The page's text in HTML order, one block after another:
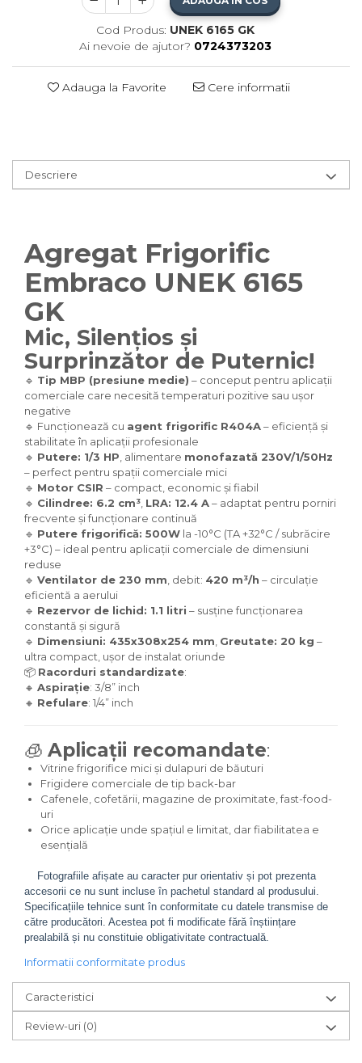
Cod Produs: UNEK 6165 GK
Ai nevoie de ajutor? 0724373203
Adauga la Favorite Cere informatii
Descriere
Agregat Frigorific
Embraco UNEK 6165
GK
Mic, Silențios și
Surprinzător de Puternic!
🔹 Tip MBP (presiune medie) – conceput pentru aplicații
comerciale care necesită temperaturi pozitive sau ușor
negative
🔹 Funcționează cu agent frigorific R404A– eficiență și
stabilitate în aplicații profesionale
🔹 Putere: 1/3 HP , alimentare monofazată 230V/1/50Hz
– perfect pentru spații comerciale mici
🔹 Motor CSIR – compact, economic și fiabil
🔹 Cilindree: 6.2 cm³ LRA: 12.4 A– adaptat pentru porniri
frecvente și funcționare continuă
🔹 Putere frigorifică: 500W la -10°C (TA +32°C / subrăcire
+3°C) – ideal pentru aplicații comerciale de dimensiuni
reduse
🔹 Ventilator de 230 mm , debit: 420 m³/h – circulație
eficientă a aerului
🔹 Rezervor de lichid: 1.1 litri – susține funcționarea
constantă și sigură
🔹 Dimensiuni: 435x308x254 mm Greutate: 20 kg –
ultra compact, ușor de instalat oriunde
📦 Racorduri standardizate:
🔸 Aspirație: 3/8” inch
🔸 Refulare: 1/4” inch
🧊 Aplicații recomandate:
Vitrine frigorifice mici și dulapuri de băuturi
Frigidere comerciale de tip back-bar
Cafenele, cofetării, magazine de proximitate, fast-food-
uri
Orice aplicație unde spațiul e limitat, dar fiabilitatea e
esențială
Fotografiile afișate au caracter pur orientativ și pot prezenta
accesorii ce nu sunt incluse în pachetul standard al produsului.
Specificațiile tehnice sunt în conformitate cu datele transmise de
către producători. Acestea pot fi modificate fără înștiințare
prealabilă și nu constituie obligativitate contractuală.
Informatii conformitate produs
Caracteristici
Review-uri (0)